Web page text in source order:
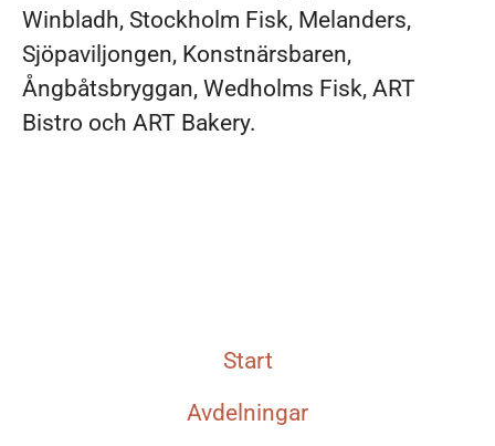
Winbladh, Stockholm Fisk, Melanders,
Sjöpaviljongen, Konstnärsbaren,
Ångbåtsbryggan, Wedholms Fisk, ART
Bistro och ART Bakery.
Start
Avdelningar